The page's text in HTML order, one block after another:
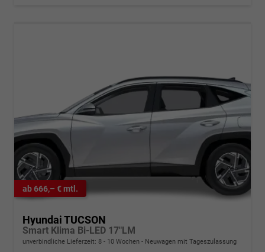
ab 666,– € mtl.
Hyundai TUCSON
Smart Klima Bi-LED 17"LM
unverbindliche Lieferzeit: 8 - 10 Wochen Neuwagen mit Tageszulassung